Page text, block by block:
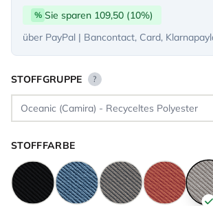
% Sie sparen 109,50 (10%)
über PayPal | Bancontact, Card,
STOFFGRUPPE ?
STOFFFARBE